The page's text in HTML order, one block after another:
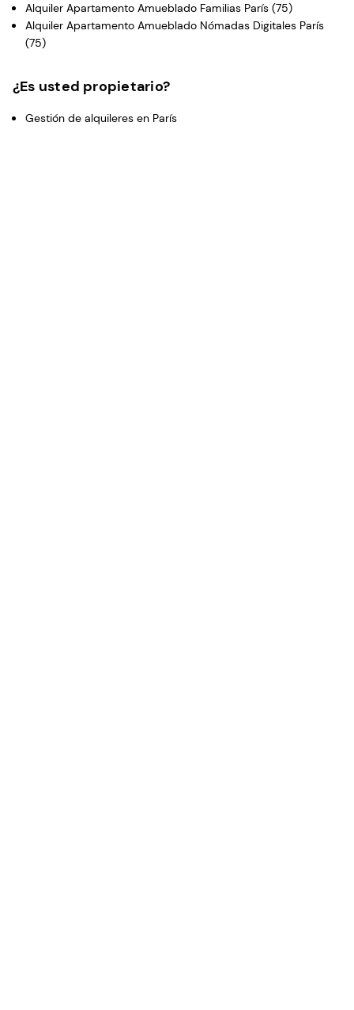
Alquiler Apartamento Amueblado Familias París (75)
Alquiler Apartamento Amueblado Nómadas Digitales París
(75)
¿Es usted propietario?
Gestión de alquileres en París